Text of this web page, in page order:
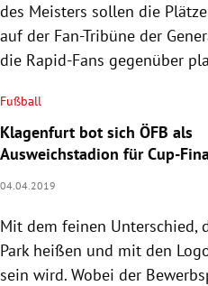
des Meisters sollen die
auf der Fan-Tribüne der
die Rapid-Fans gegenüber
Fußball
Klagenfurt bot sich ÖFB als
Ausweichstadion für Cup-
04.04.2019
Mit dem feinen Unterschied,
Park heißen und mit den
sein wird. Wobei der